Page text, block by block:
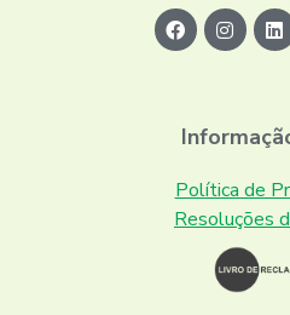
Política de
Resoluções